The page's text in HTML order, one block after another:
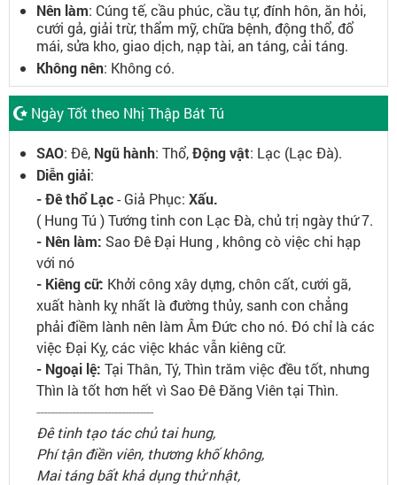
Nên làm: Cúng tế, cầu phúc, cầu tự, đính hôn, ăn hỏi,
cưới gả, giải trừ, thẩm mỹ, chữa bệnh, động thổ, đổ
mái, sửa kho, giao dịch, nạp tài, an táng, cải táng.
Không nên: Không có.
Ngày Tốt theo Nhị Thập Bát Tú
SAO: Đê, Ngũ hành: Thổ,Động vật: Lạc (Lạc Đà).
Diễn giải:
- Đê thổ Lạc- Giả Phục: Xấu.
( Hung Tú ) Tướng tinh con Lạc Đà, chủ trị ngày thứ 7.
- Nên làm: Sao Đê Đại Hung , không cò việc chi hạp
với nó
- Kiêng cữ: Khởi công xây dựng, chôn cất, cưới gã,
xuất hành kỵ nhất là đường thủy, sanh con chẳng
phải điềm lành nên làm Âm Đức cho nó. Đó chỉ là các
việc Đại Kỵ, các việc khác vẫn kiêng cữ.
- Ngoại lệ: Tại Thân, Tý, Thìn trăm việc đều tốt, nhưng
Thìn là tốt hơn hết vì Sao Đê Đăng Viên tại Thìn.
---------------------------------
Đê tinh tạo tác chủ tai hung,
Phí tận điền viên, thương khố không,
Mai táng bất khả dụng thử nhật,